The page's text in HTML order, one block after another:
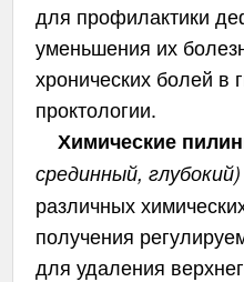
для профилактики
уменьшения их
хронических болей в
проктологии.
Химические
срединный, глубокий)
различных
получения
для удаления